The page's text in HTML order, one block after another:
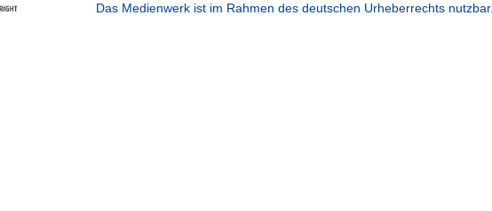
Das Medienwerk ist im Rahmen des deutschen Urheberrechts nutzbar.